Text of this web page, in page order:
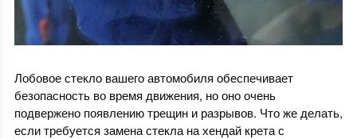
Лобовое стекло вашего автомобиля обеспечивает
безопасность во время движения, но оно очень
подвержено появлению трещин и разрывов. Что же делать,
если требуется замена стекла на хендай крета с